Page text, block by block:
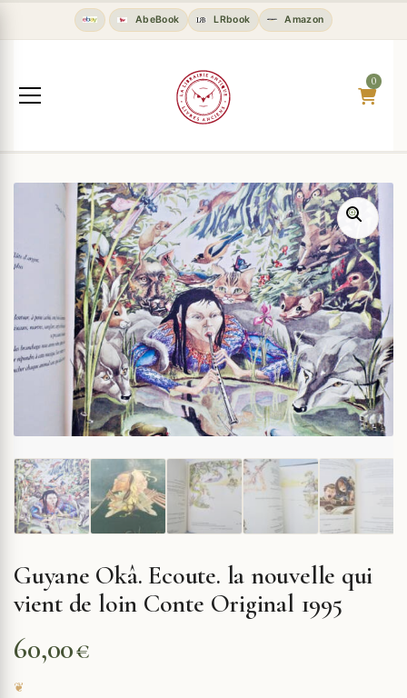
AbeBook LRbook Amazon
0
Guyane Okâ. Ecoute. la nouvelle qui
vient de loin Conte Original 1995
60,00€